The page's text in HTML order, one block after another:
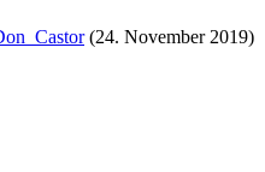
(24. November 2019)